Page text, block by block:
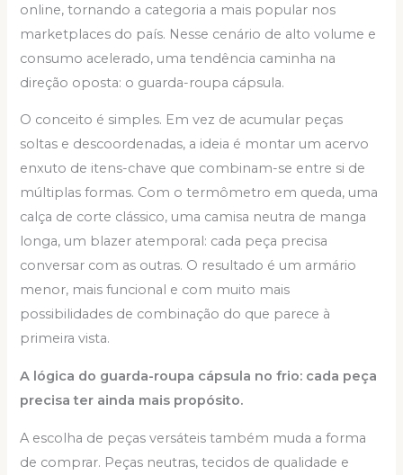
online, tornando a categoria a mais popular nos
marketplaces do país. Nesse cenário de alto volume e
consumo acelerado, uma tendência caminha na
direção oposta: o guarda-roupa cápsula.
O conceito é simples. Em vez de acumular peças
soltas e descoordenadas, a ideia é montar um acervo
enxuto de itens-chave que combinam-se entre si de
múltiplas formas. Com o termômetro em queda, uma
calça de corte clássico, uma camisa neutra de manga
longa, um blazer atemporal: cada peça precisa
conversar com as outras. O resultado é um armário
menor, mais funcional e com muito mais
possibilidades de combinação do que parece à
primeira vista.
A lógica do guarda-roupa cápsula no frio: cada peça
precisa ter ainda mais propósito.
A escolha de peças versáteis também muda a forma
de comprar. Peças neutras, tecidos de qualidade e